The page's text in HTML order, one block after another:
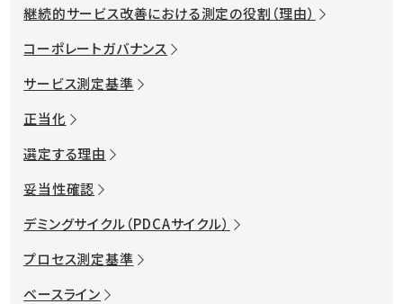
継続的サービス改善における測定の役割（理由）
コーポレートガバナンス
サービス測定基準
正当化
選定する理由
妥当性確認
デミングサイクル（PDCAサイクル）
プロセス測定基準
ベースライン